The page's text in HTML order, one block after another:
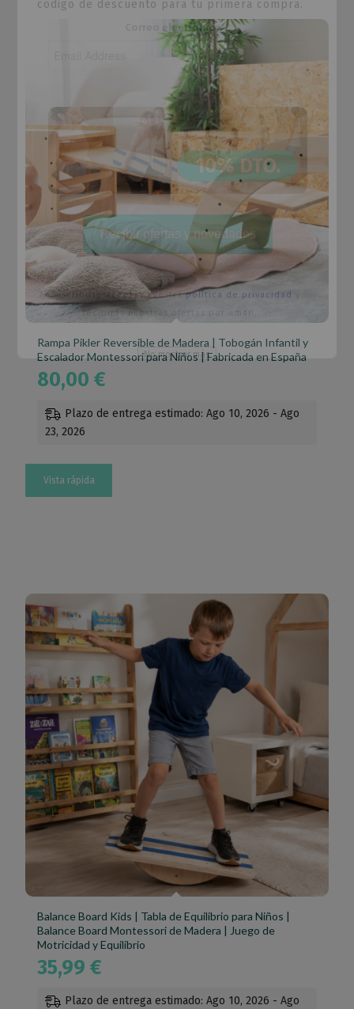
Rampa Pikler Reversible de Madera | Tobogán Infantil y
Escalador Montessori para Niños | Fabricada en España
80,00€
Plazo de entrega estimado: Ago 10, 2026 - Ago
23, 2026
Vista rápida
Balance Board Kids | Tabla de Equilibrio para Niños |
Balance Board Montessori de Madera | Juego de
Motricidad y Equilibrio
35,99€
Plazo de entrega estimado: Ago 10, 2026 - Ago
código de descuento para tu primera compra.
Correo electrónico
10% DTO.
Recibir ofertas y novedades
Al suscribirte aceptas nuestrapolítica de privacidad
recibirás nuestras ofertas por email.
No mostrar más
Esto se cerrará en